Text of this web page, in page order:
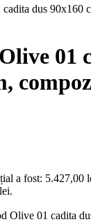
01
a fost: 5.427,00
Olive 01 cadita